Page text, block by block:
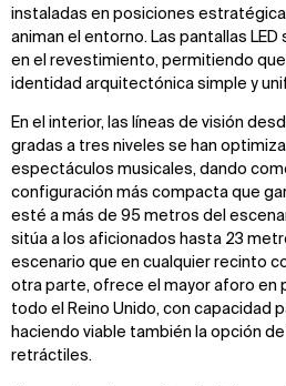
instaladas en posiciones
animan el entorno. Las pantallas
en el revestimiento, permitiendo
identidad arquitectónica simple y
En el interior, las líneas de visión
gradas a tres niveles se han
espectáculos musicales, dando
configuración más compacta que
esté a más de 95 metros del
sitúa a los aficionados hasta 23
escenario que en cualquier recinto
otra parte, ofrece el mayor aforo en
todo el Reino Unido, con capacidad
haciendo viable también la opción
retráctiles.